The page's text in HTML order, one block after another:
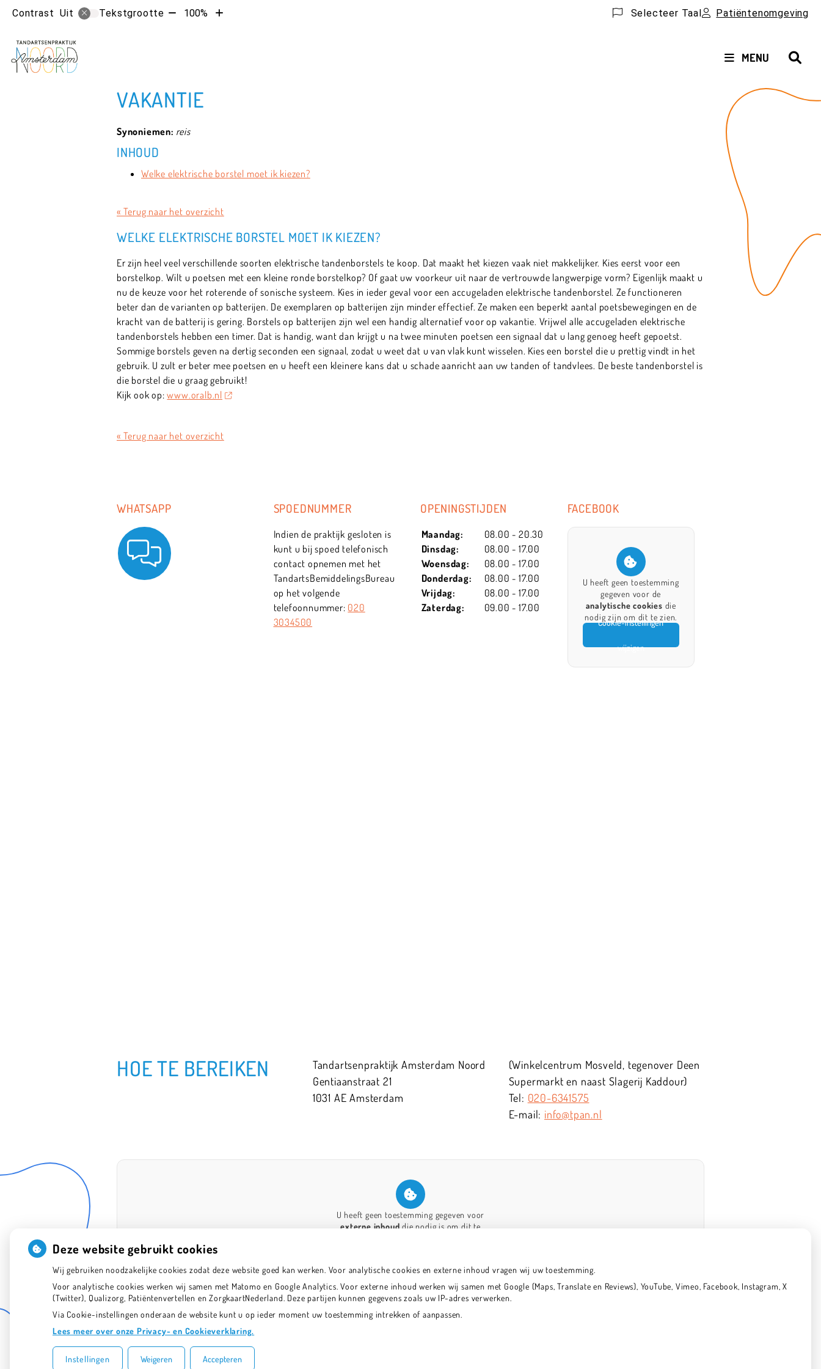
Contrast Uit Tekstgrootte Tekst100%
Tekst
Selecteer Taal Patiëntenomgeving
MENU
VAKANTIE
Synoniemen: reis
INHOUD
Welke elektrische borstel moet ik kiezen?
« Terug naar het overzicht
WELKE ELEKTRISCHE BORSTEL MOET IK KIEZEN?
Er zijn heel veel verschillende soorten elektrische tandenborstels te koop. Dat maakt het kiezen vaak niet makkelijker. Kies eerst voor een
borstelkop. Wilt u poetsen met een kleine ronde borstelkop? Of gaat uw voorkeur uit naar de vertrouwde langwerpige vorm? Eigenlijk maakt u
nu de keuze voor het roterende of sonische systeem. Kies in ieder geval voor een accugeladen elektrische tandenborstel. Ze functioneren
beter dan de varianten op batterijen. De exemplaren op batterijen zijn minder effectief. Ze maken een beperkt aantal poetsbewegingen en de
kracht van de batterij is gering. Borstels op batterijen zijn wel een handig alternatief voor op vakantie. Vrijwel alle accugeladen elektrische
tandenborstels hebben een timer. Dat is handig, want dan krijgt u na twee minuten poetsen een signaal dat u lang genoeg heeft gepoetst.
Sommige borstels geven na dertig seconden een signaal, zodat u weet dat u van vlak kunt wisselen. Kies een borstel die u prettig vindt in het
gebruik. U zult er beter mee poetsen en u heeft een kleinere kans dat u schade aanricht aan uw tanden of tandvlees. De beste tandenborstel is
die borstel die u graag gebruikt!
Kijk ook op:www.oralb.nl
« Terug naar het overzicht
WHATSAPP SPOEDNUMMER
Indien de praktijk gesloten is
kunt u bij spoed telefonisch
contact opnemen met het
TandartsBemiddelingsBureau
op het volgende
telefoonnummer: 020
3034500
OPENINGSTIJDEN
Maandag:
08.00 - 20.30
Dinsdag:
08.00 - 17.00
Woensdag:
08.00 - 17.00
Donderdag:
08.00 - 17.00
Vrijdag:
08.00 - 17.00
Zaterdag:
09.00 - 17.00
FACEBOOK
U heeft geen toestemming
gegeven voor de
analytische cookies die
nodig zijn om dit te zien.
Cookie-instellingen
wijzigen
HOE TE BEREIKEN
Tandartsenpraktijk Amsterdam Noord
Gentiaanstraat 21
1031 AE Amsterdam
(Winkelcentrum Mosveld, tegenover Deen
Supermarkt en naast Slagerij Kaddour)
020-6341575
info@tpan.nl
U heeft geen toestemming gegeven voor
externe inhoud die nodig is om dit te
Deze website gebruikt cookies
Wij gebruiken noodzakelijke cookies zodat deze website goed kan werken. Voor analytische cookies en externe inhoud vragen wij uw toestemming.
Voor analytische cookies werken wij samen met Matomo en Google Analytics. Voor externe inhoud werken wij samen met Google (Maps, Translate en Reviews), YouTube, Vimeo, Facebook, Instagram, X
(Twitter), Qualizorg, Patiëntenvertellen en ZorgkaartNederland. Deze partijen kunnen gegevens zoals uw IP-adres verwerken.
Via Cookie-instellingen onderaan de website kunt u op ieder moment uw toestemming intrekken of aanpassen.
Lees meer over onze Privacy- en Cookieverklaring.
Instellingen Weigeren Accepteren